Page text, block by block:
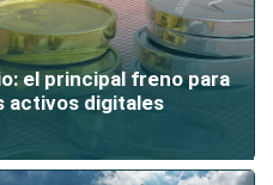
el principal freno para
activos digitales